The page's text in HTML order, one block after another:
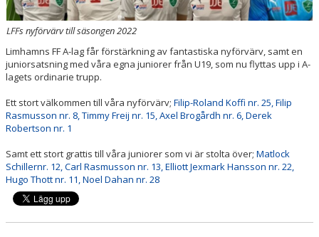
LFFs nyförvärv till säsongen 2022
Limhamns FF A-lag får förstärkning av fantastiska nyförvärv, samt en
juniorsatsning med våra egna juniorer från U19, som nu flyttas upp i A-
lagets ordinarie trupp.
Ett stort välkommen till våra nyförvärv; Filip-Roland Koffi nr. 25,Filip
Rasmusson nr. 8,Timmy Freij nr. 15,Axel Brogårdh nr. 6,Derek
Robertson nr. 1
Samt ett stort grattis till våra juniorer som vi är stolta över; Matlock
Schillernr. 12,Carl Rasmusson nr. 13,Elliott Jexmark Hansson nr. 22,
Hugo Thott nr. 11,Noel Dahan nr. 28